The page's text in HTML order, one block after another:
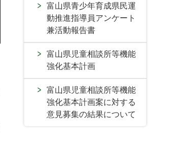
富山県青少年育成県民運
動推進指導員アンケート
兼活動報告書
富山県児童相談所等機能
強化基本計画
富山県児童相談所等機能
強化基本計画案に対する
意見募集の結果について